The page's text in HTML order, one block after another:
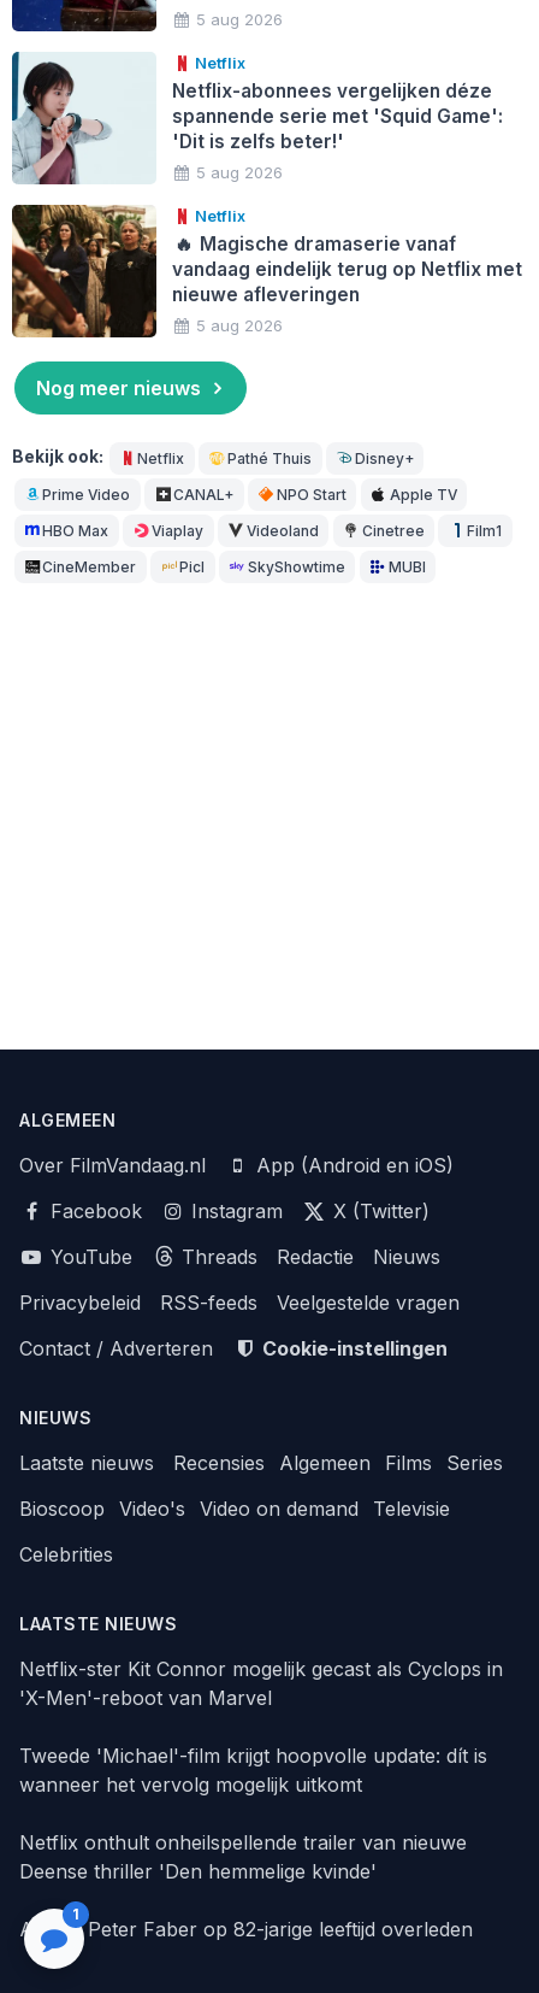
1
5 aug 2026
Netflix
Netflix-abonnees vergelijken déze
spannende serie met 'Squid Game':
'Dit is zelfs beter!'
5 aug 2026
Netflix
🔥 Magische dramaserie vanaf
vandaag eindelijk terug op Netflix met
nieuwe afleveringen
5 aug 2026
Nog meer nieuws
Bekijk ook: Netflix Pathé Thuis Disney+
Prime Video CANAL+ NPO Start Apple TV
HBO Max Viaplay Videoland Cinetree Film1
CineMember Picl SkyShowtime MUBI
ALGEMEEN
Over FilmVandaag.nl
App (Android en iOS)
Facebook
Instagram
X (Twitter)
YouTube
Threads Redactie
Nieuws
Privacybeleid
RSS-feeds
Veelgestelde vragen
Contact / Adverteren
Cookie-instellingen
NIEUWS
Laatste nieuws Recensies Algemeen Films
Series
Bioscoop
Video's Video on demand
Televisie
Celebrities
LAATSTE NIEUWS
Netflix-ster Kit Connor mogelijk gecast als Cyclops in
'X-Men'-reboot van Marvel
Tweede 'Michael'-film krijgt hoopvolle update: dít is
wanneer het vervolg mogelijk uitkomt
Netflix onthult onheilspellende trailer van nieuwe
Deense thriller 'Den hemmelige kvinde'
Acteur Peter Faber op 82-jarige leeftijd overleden